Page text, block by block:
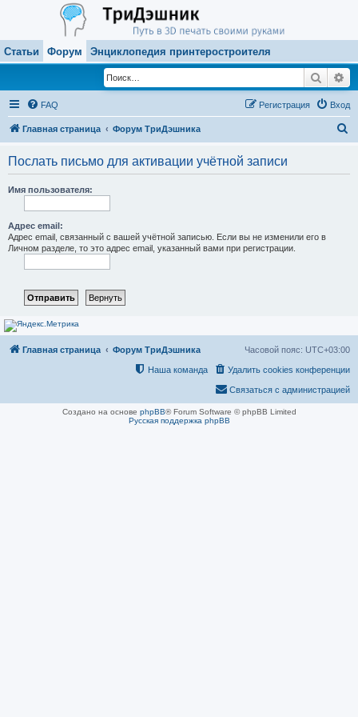
Статьи Форум Энциклопедия принтеростроителя
Поиск
FAQ Вход
Регистрация
Главная страница Форум ТриДэшника
Послать письмо для активации учётной записи
Имя пользователя:
Адрес email:
Адрес email, связанный с вашей учётной записью. Если вы не изменили его в
Личном разделе, то это адрес email, указанный вами при регистрации.
Главная страница Форум ТриДэшника Часовой пояс: UTC+03:00
Удалить cookies конференции
Наша команда
Связаться с администрацией
Создано на основе phpBB® Forum Software © phpBB Limited
Русская поддержка phpBB